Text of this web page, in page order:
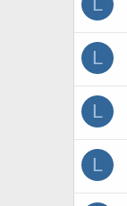
L
L
L